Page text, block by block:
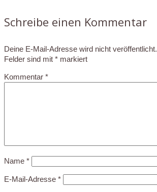
Schreibe einen Kommentar
Deine E-Mail-Adresse wird nicht veröffentlicht.
Felder sind mit * markiert
Kommentar *
Name *
E-Mail-Adresse *